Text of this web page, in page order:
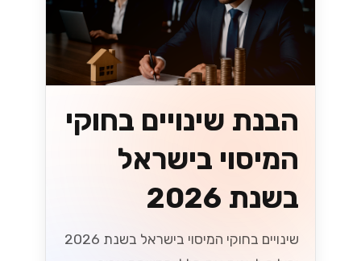
וואטסאפ
הזדמנויות חדשות
עם WhatsApp